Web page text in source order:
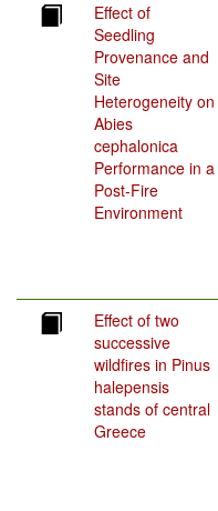
Effect of
Seedling
Provenance and
Site
Heterogeneity on
Abies
cephalonica
Performance in a
Post-Fire
Environment
Effect of two
successive
wildfires in Pinus
halepensis
stands of central
Greece